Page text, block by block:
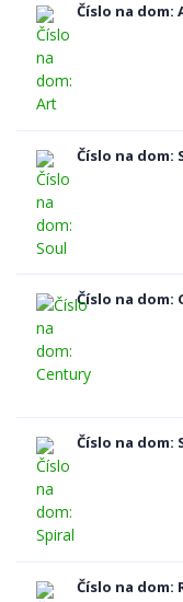
Číslo na dom:
Číslo na dom:
Číslo na dom:
Číslo na dom:
Číslo na dom: